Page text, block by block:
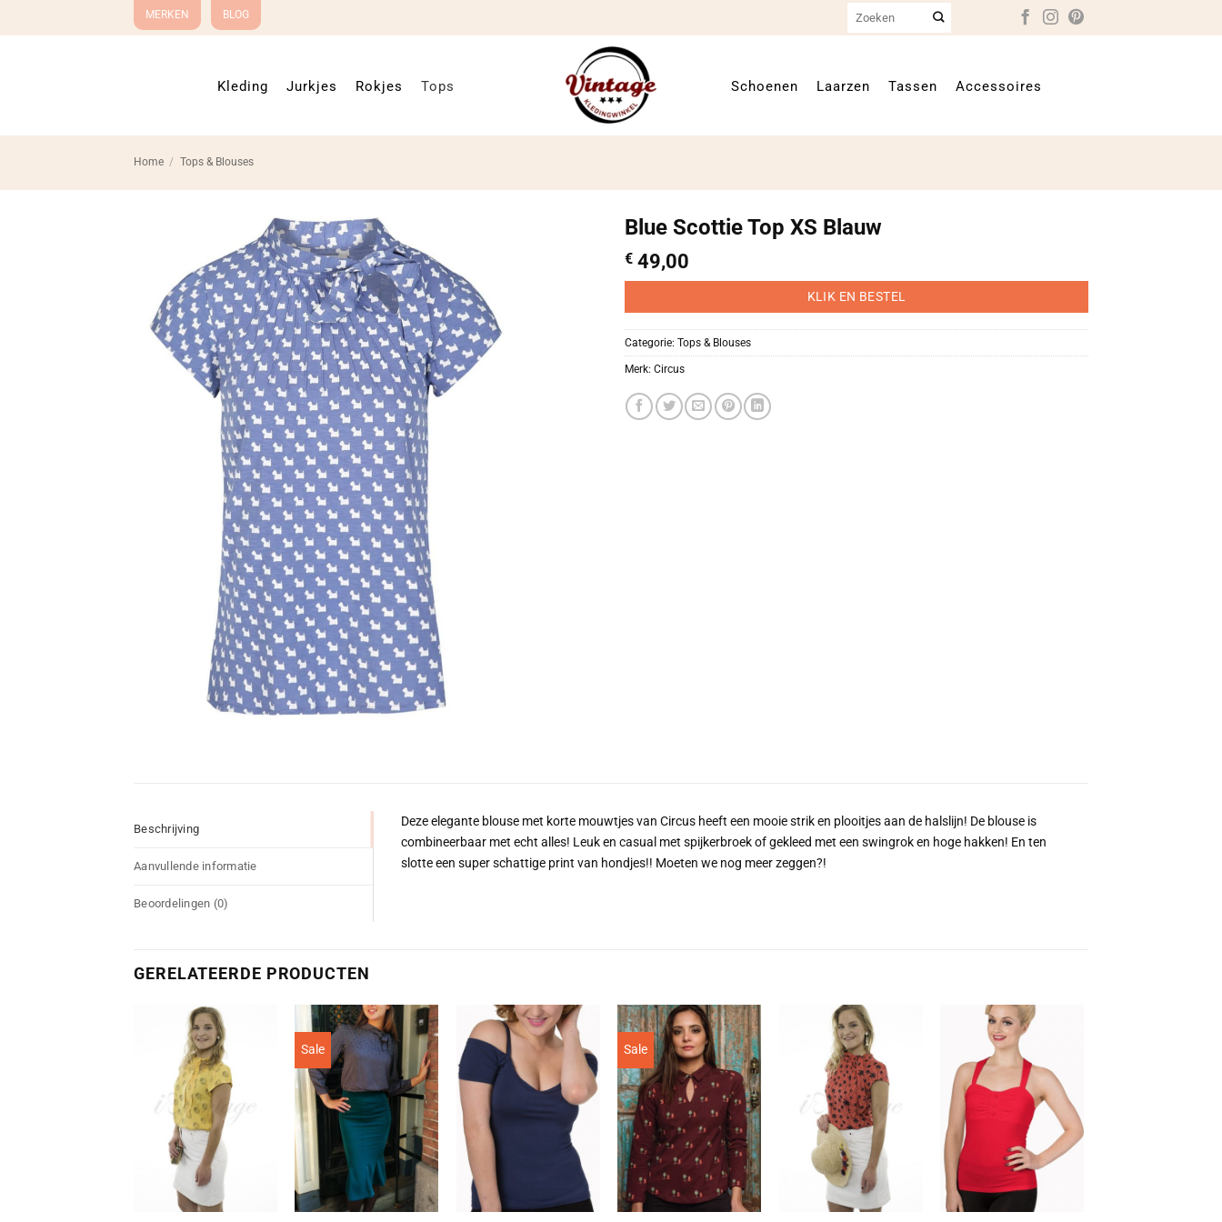
MERKEN BLOG
naar:
Kleding Jurkjes Rokjes Tops Schoenen Laarzen Tassen Accessoires
Home / Tops & Blouses
Blue Scottie Top XS Blauw
€ 49,00
KLIK EN BESTEL
Categorie: Tops & Blouses
Merk: Circus
Beschrijving
Aanvullende informatie
Beoordelingen (0)
Deze elegante blouse met korte mouwtjes van Circus heeft een mooie strik en plooitjes aan de halslijn! De blouse is
combineerbaar met echt alles! Leuk en casual met spijkerbroek of gekleed met een swingrok en hoge hakken! En ten
slotte een super schattige print van hondjes!! Moeten we nog meer zeggen?!
GERELATEERDE PRODUCTEN
Sale Sale